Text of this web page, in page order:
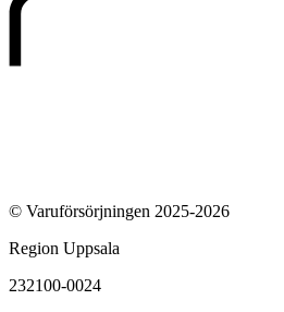
© Varuförsörjningen 2025-2026
Region Uppsala
232100-0024